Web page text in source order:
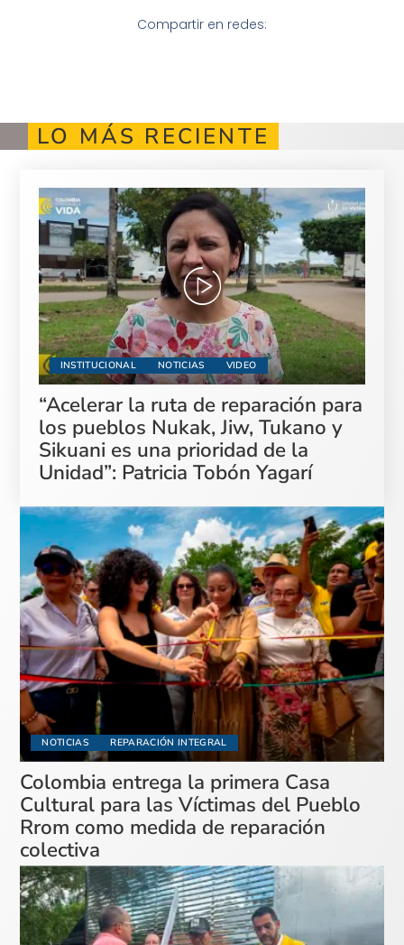
Compartir en redes:
LO MÁS RECIENTE
INSTITUCIONAL NOTICIAS VIDEO
“Acelerar la ruta de reparación para
los pueblos Nukak, Jiw, Tukano y
Sikuani es una prioridad de la
Unidad”: Patricia Tobón Yagarí
NOTICIAS REPARACIÓN INTEGRAL
Colombia entrega la primera Casa
Cultural para las Víctimas del Pueblo
Rrom como medida de reparación
colectiva